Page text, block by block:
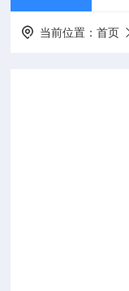
当前位置：首页